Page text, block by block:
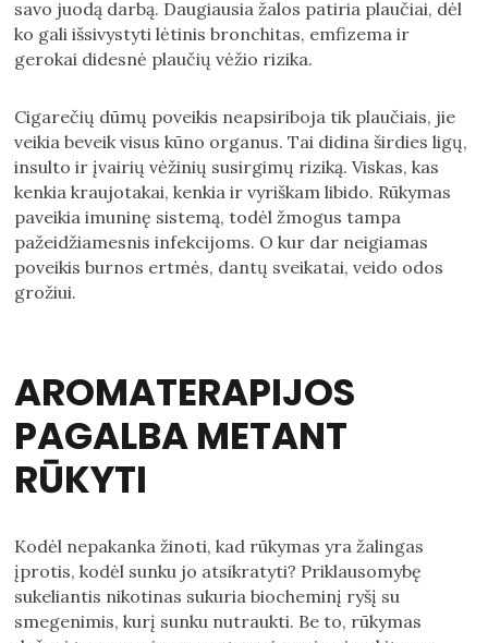
savo juodą darbą. Daugiausia žalos patiria plaučiai, dėl
ko gali išsivystyti lėtinis bronchitas, emfizema ir
gerokai didesnė plaučių vėžio rizika.
Cigarečių dūmų poveikis neapsiriboja tik plaučiais, jie
veikia beveik visus kūno organus. Tai didina širdies ligų,
insulto ir įvairių vėžinių susirgimų riziką. Viskas, kas
kenkia kraujotakai, kenkia ir vyriškam libido. Rūkymas
paveikia imuninę sistemą, todėl žmogus tampa
pažeidžiamesnis infekcijoms. O kur dar neigiamas
poveikis burnos ertmės, dantų sveikatai, veido odos
grožiui.
AROMATERAPIJOS
PAGALBA METANT
RŪKYTI
Kodėl nepakanka žinoti, kad rūkymas yra žalingas
įprotis, kodėl sunku jo atsikratyti? Priklausomybę
sukeliantis nikotinas sukuria biocheminį ryšį su
smegenimis, kurį sunku nutraukti. Be to, rūkymas